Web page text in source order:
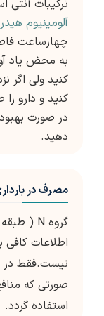
ترکیبات آنتی
آلومینیوم
چهارساعت
به محض یاد
کنید ولی اگر
کنید و دارو
در صورت
دهید.
مصرف در
گروه N ( طبقه بندی نشده )
اطلاعات
نیست.فقط در
صورتی که
استفاده گردد.